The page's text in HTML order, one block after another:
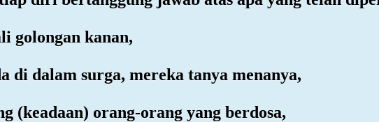
golongan kanan,
di dalam surga, mereka tanya menanya,
(keadaan) orang-orang yang berdosa,